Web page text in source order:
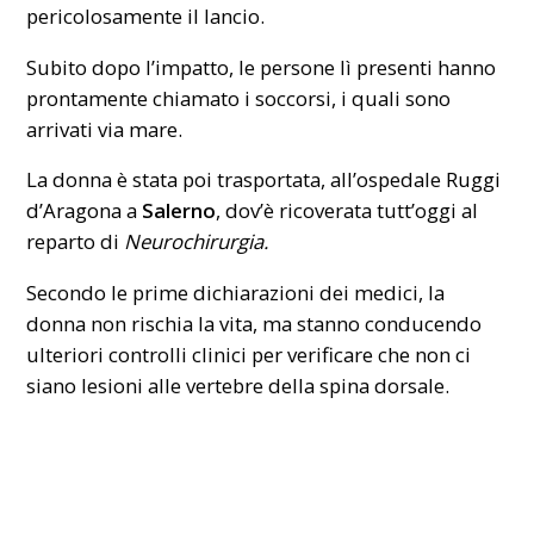
pericolosamente il lancio.
Subito dopo l’impatto, le persone lì presenti hanno
prontamente chiamato i soccorsi, i quali sono
arrivati via mare.
La donna è stata poi trasportata, all’ospedale Ruggi
d’Aragonaa Salerno, dov’è ricoverata tutt’oggi al
reparto di Neurochirurgia.
Secondo le prime dichiarazioni dei medici, la
donna non rischia la vita, ma stanno conducendo
ulteriori controlli clinici per verificare che non ci
siano lesioni alle vertebre della spina dorsale.